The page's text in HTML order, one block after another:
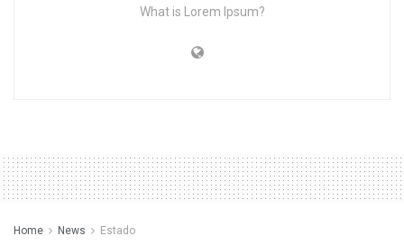
What is Lorem Ipsum?
Home News Estado